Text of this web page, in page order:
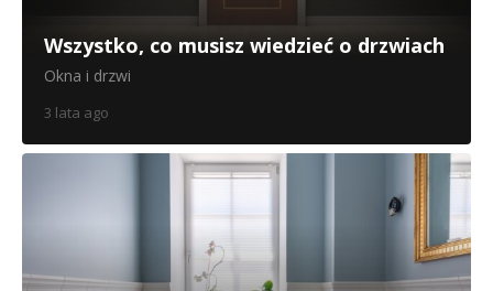
Wszystko, co musisz wiedzieć o drzwiach
Okna i drzwi
3 lata ago